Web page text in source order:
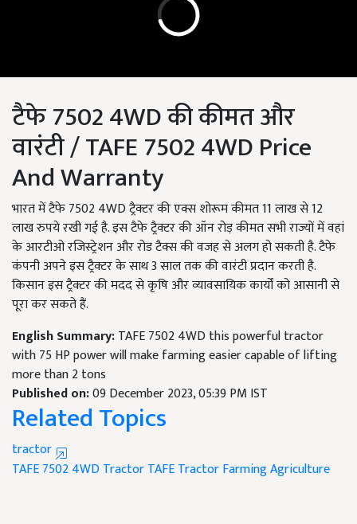
टैफे 7502 4WD की कीमत और
वारंटी / TAFE 7502 4WD Price
And Warranty
भारत में टैफे 7502 4WD ट्रैक्टर की एक्स शोरूम कीमत 11 लाख से 12
लाख रुपये रखी गई है. इस टैफे ट्रैक्टर की ऑन रोड़ कीमत सभी राज्यों में वहां
के आरटीओ रजिस्ट्रेशन और रोड टैक्स की वजह से अलग हो सकती है. टैफे
कंपनी अपने इस ट्रैक्टर के साथ 3 साल तक की वारंटी प्रदान करती है.
किसान इस ट्रैक्टर की मदद से कृषि और व्यावसायिक कार्यों को आसानी से
पूरा कर सकते हैं.
English Summary:TAFE 7502 4WD this powerful tractor
with 75 HP power will make farming easier capable of lifting
more than 2 tons
Published on:09 December 2023, 05:39 PM IST
Related Topics
tractor
TAFE 7502 4WD TractorTAFE TractorFarmingAgriculture